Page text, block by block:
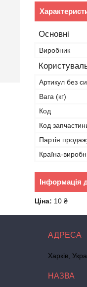
Основні
Виробник
Артикул без
Вага (кг)
Код
Код
Партія
Країна-
Інформація
Ціна: 10 ₴
Харків,